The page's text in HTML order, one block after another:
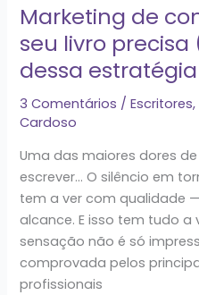
Marketing de
seu livro
dessa estratégia
3 Comentários /Escritores,
Cardoso
Uma das maiores dores
escrever… O silêncio em
tem a ver com qualidade
alcance. E isso tem tudo a
sensação não é só
comprovada pelos
profissionais
precisa
(urgentemente)
dessa